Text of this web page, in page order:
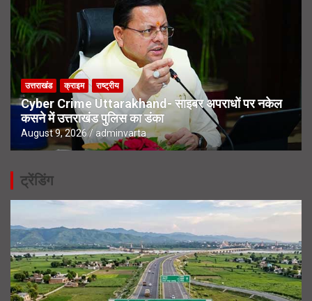
उत्तराखंड क्राइम राष्ट्रीय
Cyber Crime Uttarakhand- साइबर अपराधों पर नकेल
कसने में उत्तराखंड पुलिस का डंका
August 9, 2026 adminvarta
ट्रेंडिंग